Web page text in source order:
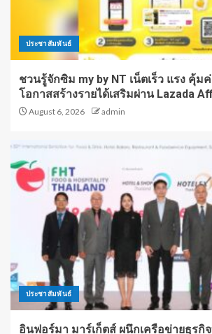
ประชาสัมพันธ์
ชวนรู้จักซิม my by NT เน็ตเร็ว แรง คุ้ม
โอกาสสร้างรายได้เสริมผ่าน Lazada
August 6, 2026 admin
ประชาสัมพันธ์
อินฟอร์มา มาร์เก็ตส์ ผนึกเครือข่ายธุรกิ